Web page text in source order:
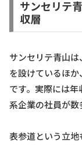
サンセリテ
収層
サンセリテ青山
を設けているほ
です。実際には
系企業の社員が数
表参道という立